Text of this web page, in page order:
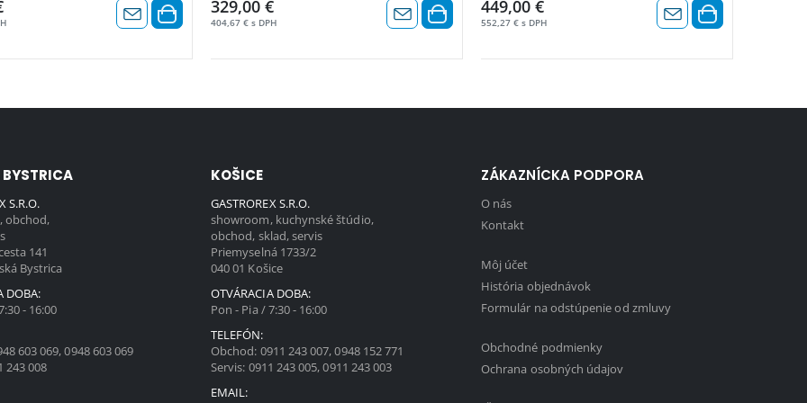
329,00 €
404,67 € s DPH
449,00 €
552,27 € s DPH
S.R.O.
obchod,
141
Bystrica
DOBA:
- 16:00
603 069,0948 603 069
243 008
KOŠICE
GASTROREX S.R.O.
showroom, kuchynské štúdio,
obchod, sklad, servis
Priemyselná 1733/2
040 01 Košice
OTVÁRACIA DOBA:
Pon - Pia / 7:30 - 16:00
TELEFÓN:
Obchod: 0911 243 007,0948 152 771
Servis: 0911 243 005,0911 243 003
EMAIL:
ZÁKAZNÍCKA PODPORA
O nás
Kontakt
Môj účet
História objednávok
Formulár na odstúpenie od zmluvy
Obchodné podmienky
Ochrana osobných údajov